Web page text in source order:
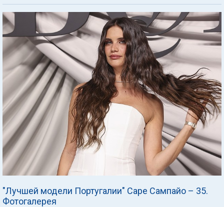
"Лучшей модели Португалии" Саре Сампайо – 35.
Фотогалерея